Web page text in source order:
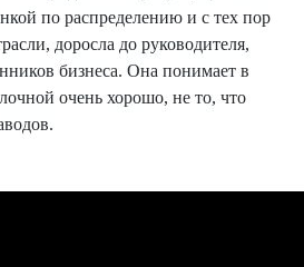
по распределению и с тех пор
доросла до руководителя,
бизнеса. Она понимает в
очень хорошо, не то, что